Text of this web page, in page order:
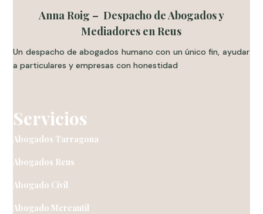
Anna Roig – Despacho de Abogados y
Mediadores en Reus
Un despacho de abogados humano con un único fin, ayudar
a particulares y empresas con honestidad
Servicios
Abogados Tarragona
Abogados Reus
Abogado Civil
Abogado Mercantil